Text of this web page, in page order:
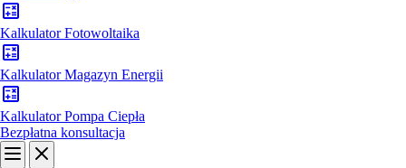
Kalkulator Fotowoltaika
Kalkulator Magazyn Energii
Kalkulator Pompa Ciepła
Bezpłatna konsultacja